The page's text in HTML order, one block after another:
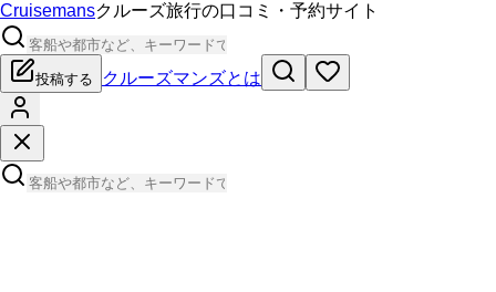
Cruisemansクルーズ旅行の口コミ・予約サイト
投稿する クルーズマンズとは